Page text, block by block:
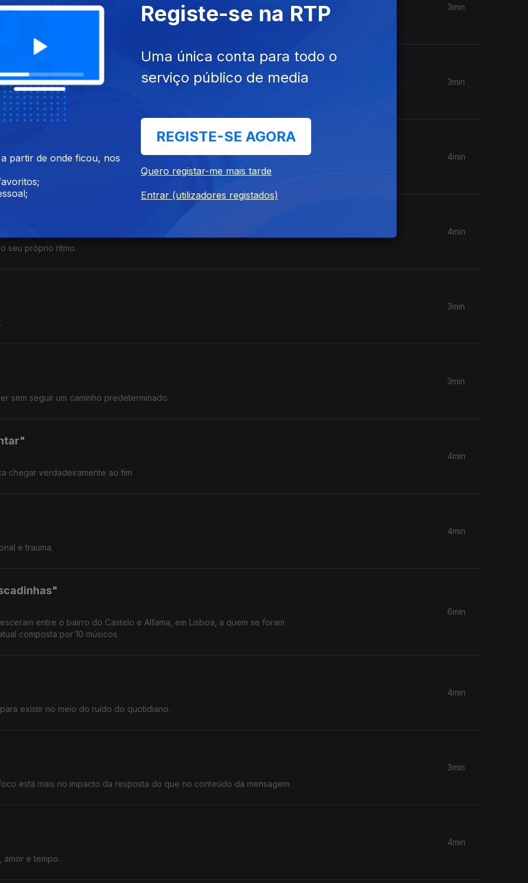
3min
interior em detrimento do caos emocional.
3min
a própria vida.
4min
Firme"
seu próprio ritmo.
4min
3min
sem seguir um caminho predeterminado.
3min
chegar verdadeiramente ao fim
4min
e trauma.
4min
entre o bairro do Castelo e Alfama, em Lisboa, a quem se foram
composta por 10 músicos
6min
existir no meio do ruído do quotidiano.
4min
está mais no impacto da resposta do que no conteúdo da mensagem.
3min
amor e tempo.
4min
partir de onde ficou, nos
Registe-se na RTP
Uma única conta para todo o
serviço público de media
REGISTE-SE AGORA
Quero registar-me mais tarde
Entrar (utilizadores registados)